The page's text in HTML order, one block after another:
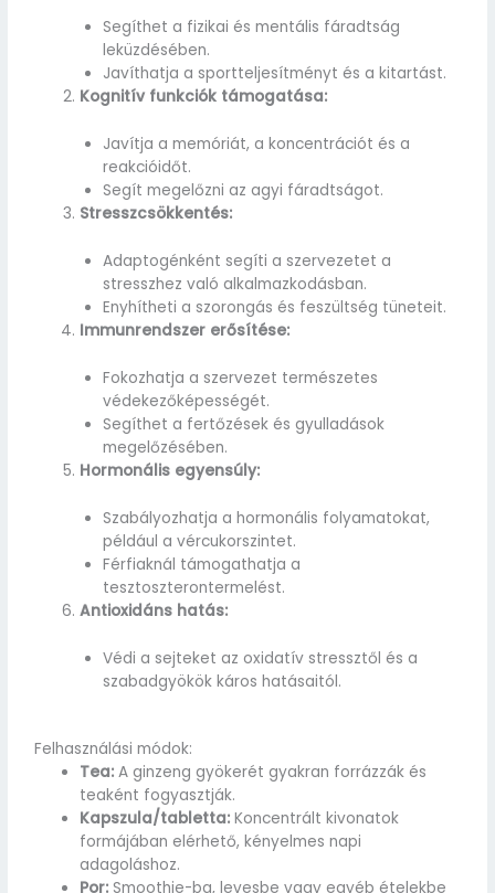
Segíthet a fizikai és mentális fáradtság
leküzdésében.
Javíthatja a sportteljesítményt és a kitartást.
Kognitív funkciók támogatása:
Javítja a memóriát, a koncentrációt és a
reakcióidőt.
Segít megelőzni az agyi fáradtságot.
Stresszcsökkentés:
Adaptogénként segíti a szervezetet a
stresszhez való alkalmazkodásban.
Enyhítheti a szorongás és feszültség tüneteit.
Immunrendszer erősítése:
Fokozhatja a szervezet természetes
védekezőképességét.
Segíthet a fertőzések és gyulladások
megelőzésében.
Hormonális egyensúly:
Szabályozhatja a hormonális folyamatokat,
például a vércukorszintet.
Férfiaknál támogathatja a
tesztoszterontermelést.
Antioxidáns hatás:
Védi a sejteket az oxidatív stressztől és a
szabadgyökök káros hatásaitól.
Felhasználási módok:
Tea: A ginzeng gyökerét gyakran forrázzák és
teaként fogyasztják.
Kapszula/tabletta: Koncentrált kivonatok
formájában elérhető, kényelmes napi
adagoláshoz.
Por: Smoothie-ba, levesbe vagy egyéb ételekbe